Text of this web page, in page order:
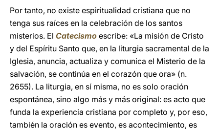
Por tanto, no existe espiritualidad cristiana que no
tenga sus raíces en la celebración de los santos
misterios. El Catecismo escribe: «La misión de Cristo
y del Espíritu Santo que, en la liturgia sacramental de la
Iglesia, anuncia, actualiza y comunica el Misterio de la
salvación, se continúa en el corazón que ora» (n.
2655). La liturgia, en sí misma, no es solo oración
espontánea, sino algo más y más original: es acto que
funda la experiencia cristiana por completo y, por eso,
también la oración es evento, es acontecimiento, es